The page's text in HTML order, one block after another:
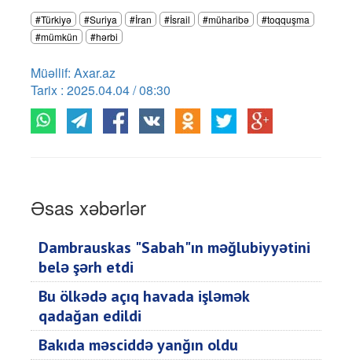
#Türkiyə #Suriya #İran #İsrail #müharibə
#toqquşma
#mümkün
#hərbi
Müəllif: Axar.az
Tarix : 2025.04.04 / 08:30
Əsas xəbərlər
Dambrauskas "Sabah"ın məğlubiyyətini
belə şərh etdi
Bu ölkədə açıq havada işləmək
qadağan edildi
Bakıda məsciddə yanğın oldu